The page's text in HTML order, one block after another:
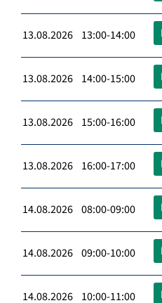
13.08.2026 13:00-14:00
13.08.2026 14:00-15:00
13.08.2026 15:00-16:00
13.08.2026 16:00-17:00
14.08.2026 08:00-09:00
14.08.2026 09:00-10:00
14.08.2026 10:00-11:00